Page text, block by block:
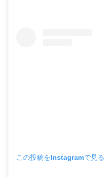
この投稿をInstagramで見る